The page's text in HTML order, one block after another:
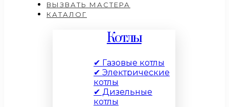
ВЫЗВАТЬ МАСТЕРА
КАТАЛОГ
Котлы
✔ Газовые котлы
✔ Электрические
котлы
✔ Дизельные
котлы